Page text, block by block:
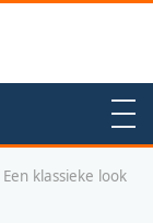
klassieke look